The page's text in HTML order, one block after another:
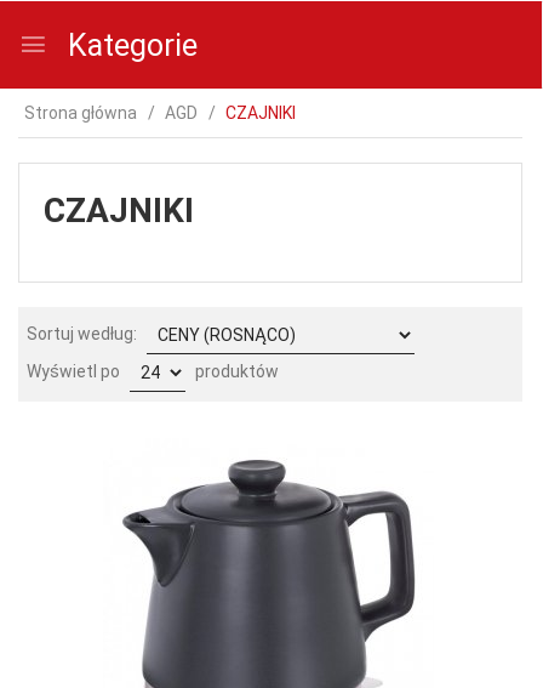
Kategorie
Strona główna AGD CZAJNIKI
CZAJNIKI
Sortuj według: sort
Wyświetl po pop produktów